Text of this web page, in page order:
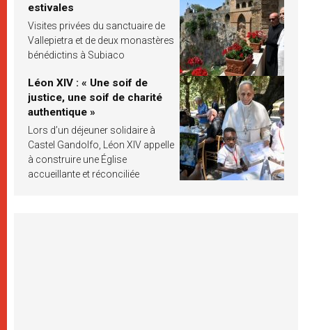
estivales
Visites privées du sanctuaire de
Vallepietra et de deux monastères
bénédictins à Subiaco
Léon XIV : « Une soif de
justice, une soif de charité
authentique »
Lors d’un déjeuner solidaire à
Castel Gandolfo, Léon XIV appelle
à construire une Église
accueillante et réconciliée